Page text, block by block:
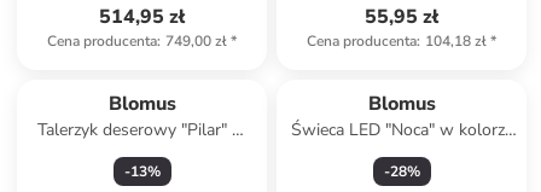
514,95 zł
Cena producenta: 749,00 zł*
55,95 zł
Cena producenta: 104,18 zł*
Blomus
Talerzyk deserowy "Pilar" w
kolorze szarym - Ø 20 cm
-13%
Blomus
Świeca LED "Noca" w kolorze
jasnoszarym - wys. 15 cm
-28%